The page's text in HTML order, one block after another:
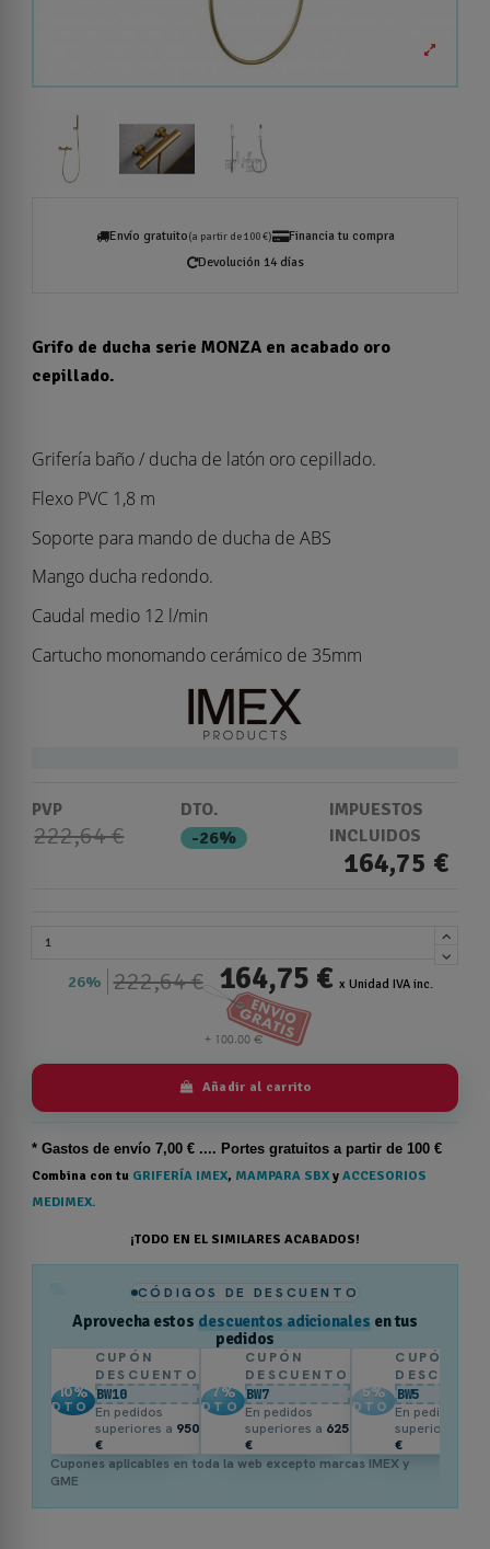
Envío gratuito(a partir de 100 €)
Financia tu compra
Devolución 14 días
Grifo de ducha serie MONZA en acabado oro
cepillado.
Grifería baño / ducha de latón oro cepillado.
Flexo PVC 1,8 m
Soporte para mando de ducha de ABS
Mango ducha redondo.
Caudal medio 12 l/min
Cartucho monomando cerámico de 35mm
PVP
222,64 €
DTO.
-26%
IMPUESTOS
INCLUIDOS
164,75 €
26% 222,64 € 164,75 € x Unidad IVA inc.
Añadir al carrito
* Gastos de envío 7,00 € .... Portes gratuitos a partir de 100 €
Combina con tu GRIFERÍA IMEX, MAMPARA SBX y ACCESORIOS
MEDIMEX.
¡TODO EN EL SIMILARES ACABADOS!
CÓDIGOS DE DESCUENTO
Aprovecha estos descuentos adicionales en tus
pedidos
10%
DTO.
CUPÓN
DESCUENTO
BW10
En pedidos
superiores a 950
€
7%
DTO.
CUPÓN
DESCUENTO
BW7
En pedidos
superiores a 625
€
5%
DTO.
CUPÓN
BW5
En pedidos
superiores a
€
Cupones aplicables en toda la web excepto marcas IMEX y
GME